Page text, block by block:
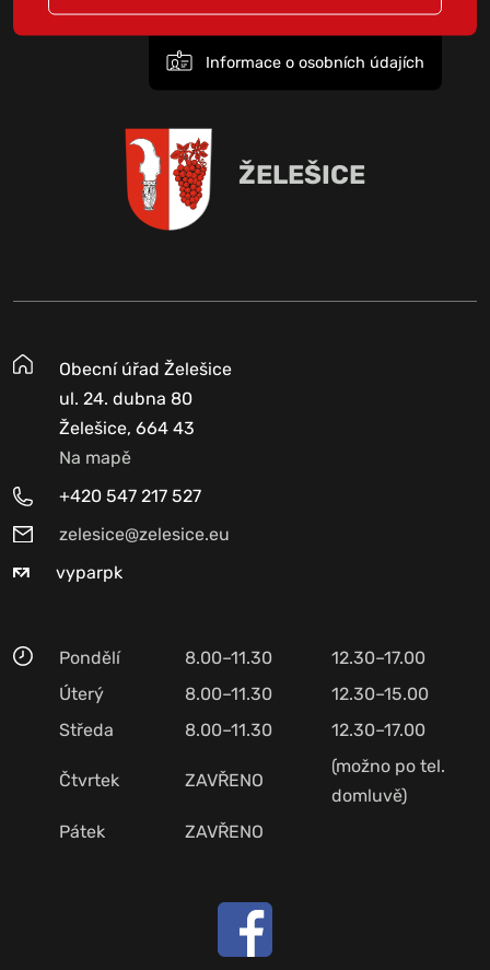
Informace o osobních údajích
ŽELEŠICE
Obecní úřad Želešice
ul. 24. dubna 80
Želešice, 664 43
Na mapě
+420 547 217 527
zelesice@zelesice.eu
vyparpk
Pondělí 8.00–11.30
12.30–17.00
Úterý
8.00–11.30
12.30–15.00
Středa
8.00–11.30 12.30–17.00
Čtvrtek ZAVŘENO
(možno po tel.
domluvě)
Pátek
ZAVŘENO